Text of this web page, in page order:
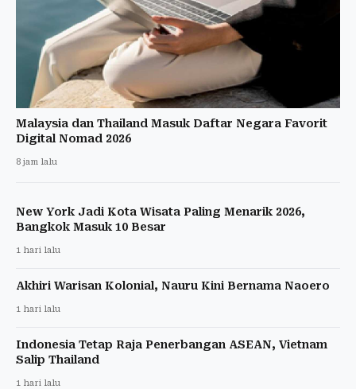
Malaysia dan Thailand Masuk Daftar Negara Favorit
Digital Nomad 2026
8 jam lalu
New York Jadi Kota Wisata Paling Menarik 2026,
Bangkok Masuk 10 Besar
1 hari lalu
Akhiri Warisan Kolonial, Nauru Kini Bernama Naoero
1 hari lalu
Indonesia Tetap Raja Penerbangan ASEAN, Vietnam
Salip Thailand
1 hari lalu